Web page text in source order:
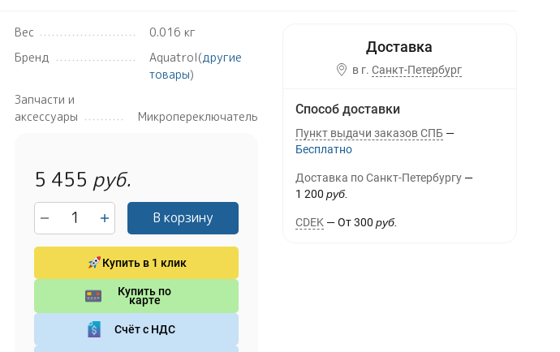
Вес
0.016 кг
Бренд
Aquatrol(другие
товары)
Запчасти и
аксессуары
Микропереключатель
5 455 руб.
В корзину
Купить в 1 клик
Купить по
карте
Счёт с НДС
в г.Санкт-Петербург
Способ доставки
Пункт выдачи заказов СПБ
Бесплатно
Доставка по Санкт-Петербургу
1 200 руб.
CDEK От 300 руб.